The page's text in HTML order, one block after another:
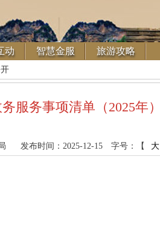
动 智慧金服 旅游攻略
服务事项清单（2025年）
发布时间：2025-12-15 字号：【 大